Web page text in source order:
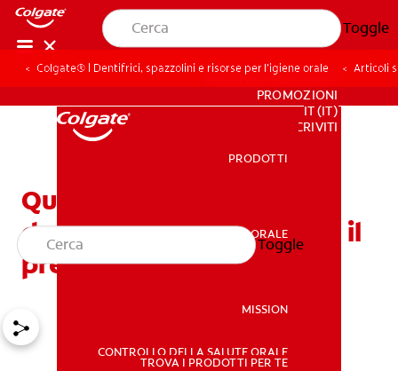
Toggle
SALUTE ORALE
PER I PROFESSIONISTI
PROMOZIONI
IT (IT)
ISCRIVITI
PRODOTTI
SALUTE ORALE
MISSION
CONTROLLO DELLA SALUTE ORALE
TROVA I PRODOTTI PER TE
Toggle
Colgate® | Dentifrici, spazzolini e risorse per l’igiene orale Articoli
Quanto costa una
devitalizzazione e perché il
prezzo può variare?